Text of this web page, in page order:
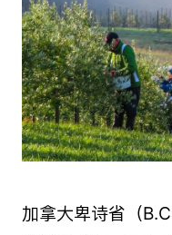
加拿大卑诗省（